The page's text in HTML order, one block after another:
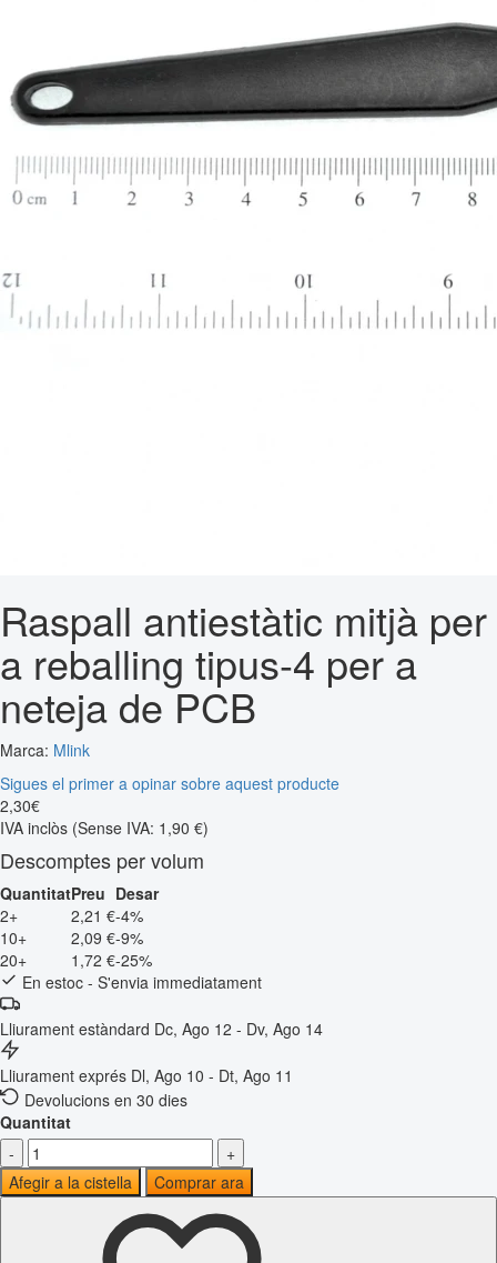
Raspall antiestàtic mitjà per
a reballing tipus-4 per a
neteja de PCB
Marca: Mlink
Sigues el primer a opinar sobre aquest producte
2,30€
IVA inclòs (Sense IVA: 1,90 €)
Descomptes per volum
QuantitatPreu Desar
2+
2,21 €-4%
10+
2,09 €-9%
20+
1,72 €-25%
En estoc - S'envia immediatament
Lliurament estàndard Dc, Ago 12 - Dv, Ago 14
Lliurament exprés Dl, Ago 10 - Dt, Ago 11
Devolucions en 30 dies
Quantitat
-
+
Afegir a la cistella
Comprar ara